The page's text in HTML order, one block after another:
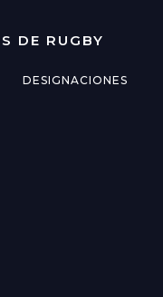
DE RUGBY
DESIGNACIONES